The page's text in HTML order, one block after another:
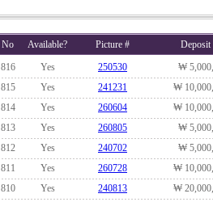
No Available? Picture #
Deposit
816
Yes 250530
₩
815
Yes 241231
₩
814
Yes 260604
₩
813
Yes 260805
₩
812
Yes 240702
₩
811
Yes 260728
₩
810
Yes 240813
₩